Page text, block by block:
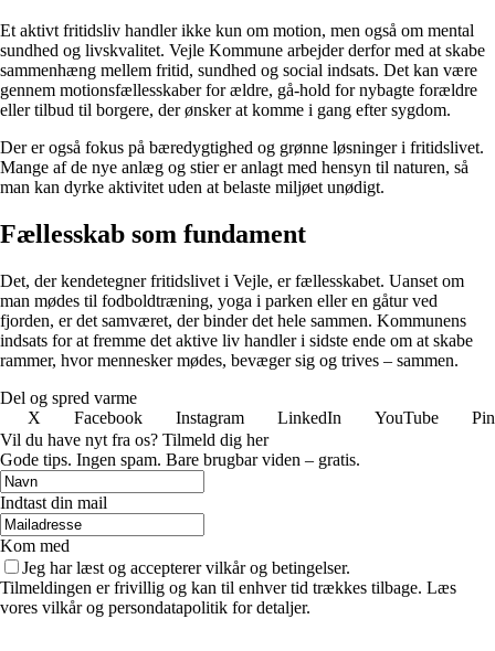
Et aktivt fritidsliv handler ikke kun om motion, men også om mental
sundhed og livskvalitet. Vejle Kommune arbejder derfor med at skabe
sammenhæng mellem fritid, sundhed og social indsats. Det kan være
gennem motionsfællesskaber for ældre, gå-hold for nybagte forældre
eller tilbud til borgere, der ønsker at komme i gang efter sygdom.
Der er også fokus på bæredygtighed og grønne løsninger i fritidslivet.
Mange af de nye anlæg og stier er anlagt med hensyn til naturen, så
man kan dyrke aktivitet uden at belaste miljøet unødigt.
Fællesskab som fundament
Det, der kendetegner fritidslivet i Vejle, er fællesskabet. Uanset om
man mødes til fodboldtræning, yoga i parken eller en gåtur ved
fjorden, er det samværet, der binder det hele sammen. Kommunens
indsats for at fremme det aktive liv handler i sidste ende om at skabe
rammer, hvor mennesker mødes, bevæger sig og trives – sammen.
Del og spred varme
X
Facebook Instagram LinkedIn YouTube
Vil du have nyt fra os? Tilmeld dig her
Gode tips. Ingen spam. Bare brugbar viden – gratis.
Indtast din mail
Kom med
Jeg har læst og accepterer vilkår og betingelser.
Tilmeldingen er frivillig og kan til enhver tid trækkes tilbage. Læs
vores vilkår og persondatapolitik for detaljer.